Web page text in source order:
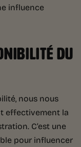
influence
DU
nous nous
effectivement la
C’est une
pour influencer